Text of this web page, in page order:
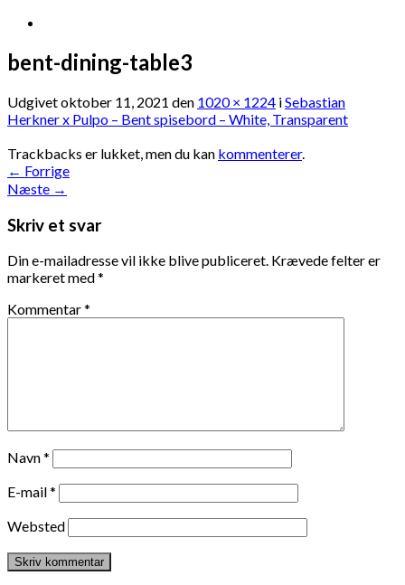
bent-dining-table3
Udgivetoktober 11, 2021 den 1020 × 1224 iSebastian
Herkner x Pulpo – Bent spisebord – White, Transparent
Trackbacks er lukket, men du kan kommenterer.
← Forrige
Næste →
Skriv et svar
Din e-mailadresse vil ikke blive publiceret. Krævede felter er
markeret med*
Kommentar*
Navn*
E-mail*
Websted